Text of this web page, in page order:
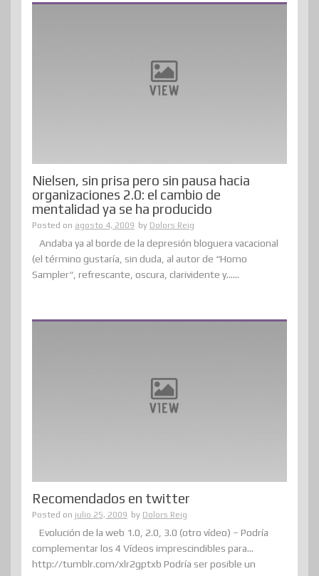
Nielsen, sin prisa pero sin pausa hacia
organizaciones 2.0: el cambio de
mentalidad ya se ha producido
Posted on agosto 4, 2009 by Dolors Reig
Andaba ya al borde de la depresión bloguera vacacional
(el término gustaría, sin duda, al autor de “Homo
Sampler“, refrescante, oscura, clarividente y......
Recomendados en twitter
Posted on julio 25, 2009 by Dolors Reig
Evolución de la web 1.0, 2.0, 3.0 (otro vídeo) – Podría
complementar los 4 Vídeos imprescindibles para…
http://tumblr.com/xlr2gptxb Podría ser posible un